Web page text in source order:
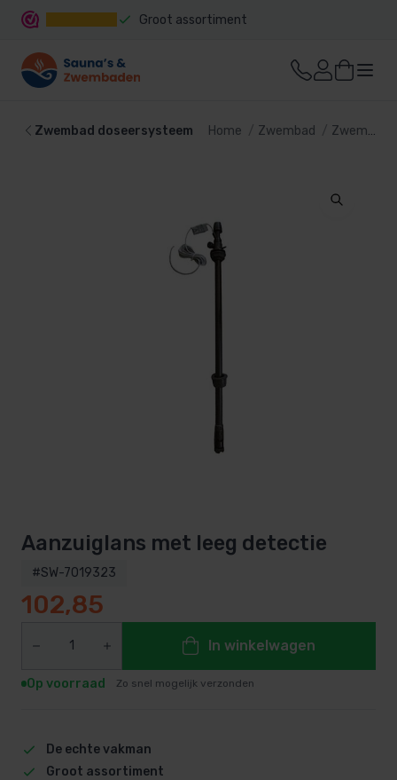
Groot assortiment
Zwembad doseersysteem Home Zwembad Zwembadtechniek
Aanzuiglans met leeg detectie
#SW-7019323
102,85
In winkelwagen
Op voorraad Zo snel mogelijk verzonden
De echte vakman
Groot assortiment